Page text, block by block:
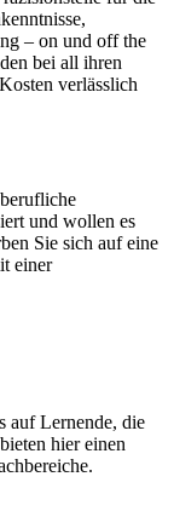
– on und off the
bei all ihren
verlässlich
und wollen es
Sie sich auf eine
einer
auf Lernende, die
hier einen